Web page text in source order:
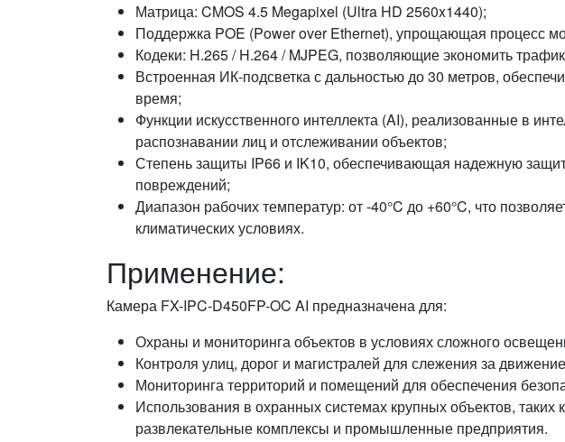
Матрица: CMOS 4.5 Megapixel (Ultra HD 2560x1440);
Поддержка POE (Power over Ethernet), упрощающая процесс
Кодеки: H.265 / H.264 / MJPEG, позволяющие экономить
Встроенная ИК-подсветка с дальностью до 30 метров,
время;
Функции искусственного интеллекта (AI), реализованные в
распознавании лиц и отслеживании объектов;
Степень защиты IP66 и IK10, обеспечивающая надежную
повреждений;
Диапазон рабочих температур: от -40°C до +60°C, что
климатических условиях.
Применение:
Камера FX-IPC-D450FP-OC AI предназначена для:
Охраны и мониторинга объектов в условиях сложного
Контроля улиц, дорог и магистралей для слежения за
Мониторинга территорий и помещений для обеспечения
Использования в охранных системах крупных объектов, таких
развлекательные комплексы и промышленные предприятия.